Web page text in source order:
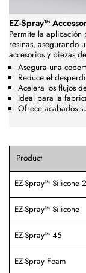
EZ-Spray™
Permite la aplicación
resinas, asegurando
accesorios y piezas
Asegura una
Reduce el
Acelera los flujos
Ideal para la
Ofrece acabados
Product
EZ-Spray™ Silicone
EZ-Spray™ Silicone
EZ-Spray™ 45
EZ-Spray Foam